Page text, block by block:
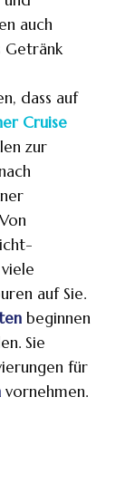
auch
Getränk
dass auf
Cruise
zur
auf Sie.
beginnen
Sie
für
vornehmen.